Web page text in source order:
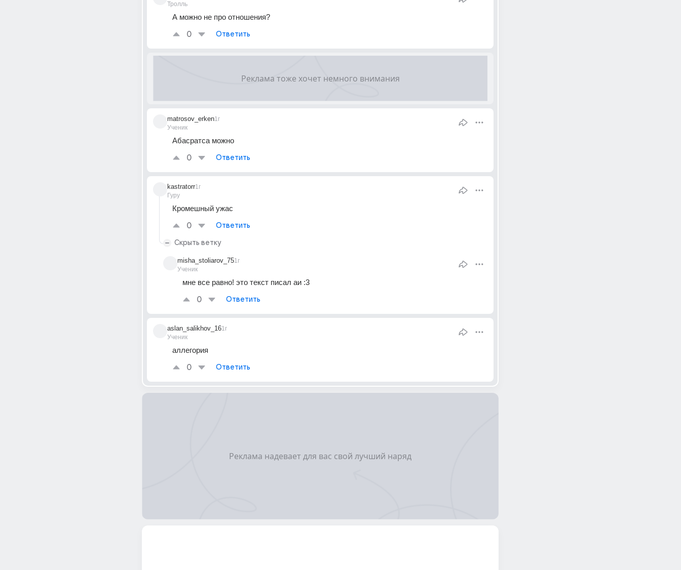
Тролль
А можно не про отношения?
0 Ответить
matrosov_erken
Ученик
1г
Абасратса можно
0 Ответить
kastratorr
Гуру
1г
Кромешный ужас
0 Ответить
Скрыть ветку
misha_stoliarov_75
Ученик
1г
мне все равно! это текст писал аи :3
0 Ответить
aslan_salikhov_16
Ученик
1г
аллегория
0 Ответить